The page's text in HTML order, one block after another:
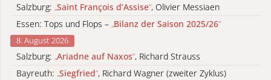
Salzburg: „Saint François d’Assise“, Olivier Messiaen
Essen: Tops und Flops – „Bilanz der Saison 2025/26“
8. August 2026
Salzburg: „Ariadne auf Naxos“, Richard Strauss
Bayreuth: „Siegfried“, Richard Wagner (zweiter Zyklus)